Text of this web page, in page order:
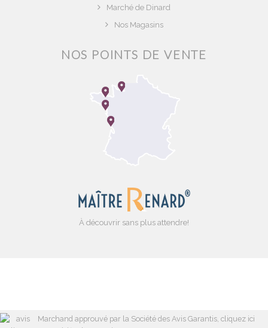
Marché de Dinard
Nos Magasins
NOS POINTS DE VENTE
À découvrir sans plus attendre!
Marchand approuvé par la Société des Avis Garantis, cliquez ici